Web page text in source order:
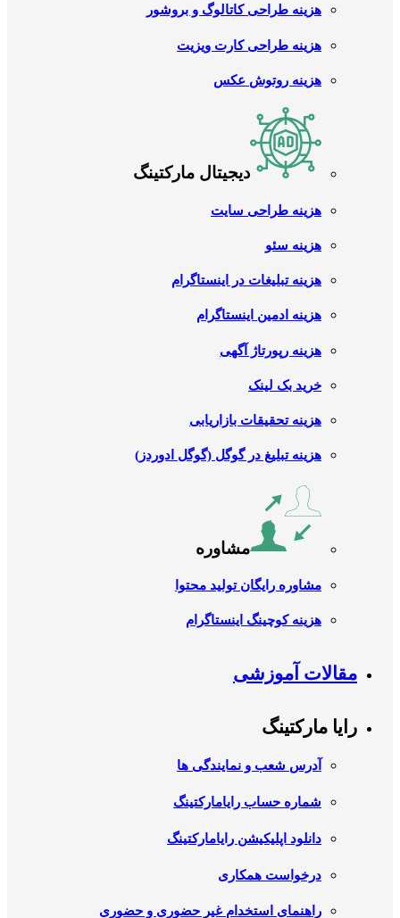
هزینه طراحی کاتالوگ و بروشور
هزینه طراحی کارت ویزیت
هزینه روتوش عکس
دیجیتال مارکتینگ
هزینه طراحی سایت
هزینه سئو
هزینه تبلیغات در اینستاگرام
هزینه ادمین اینستاگرام
هزینه رپورتاژ آگهی
خرید بک لینک
هزینه تحقیقات بازاریابی
هزینه تبلیغ در گوگل (گوگل ادوردز)
مشاوره
مشاوره رایگان تولید محتوا
هزینه کوچینگ اینستاگرام
مقالات آموزشی
رایا مارکتینگ
آدرس شعب و نمایندگی ها
شماره حساب رایامارکتینگ
دانلود اپلیکیشن رایامارکتینگ
درخواست همکاری
راهنمای استخدام غیر حضوری و حضوری